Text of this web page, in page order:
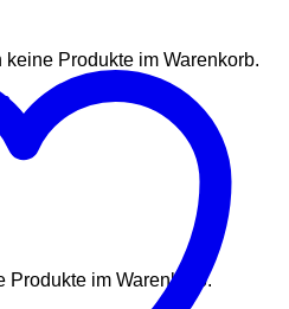
keine Produkte im Warenkorb.
Produkte im Warenkorb.